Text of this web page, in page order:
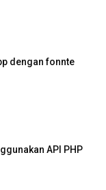
dengan fonnte
API PHP